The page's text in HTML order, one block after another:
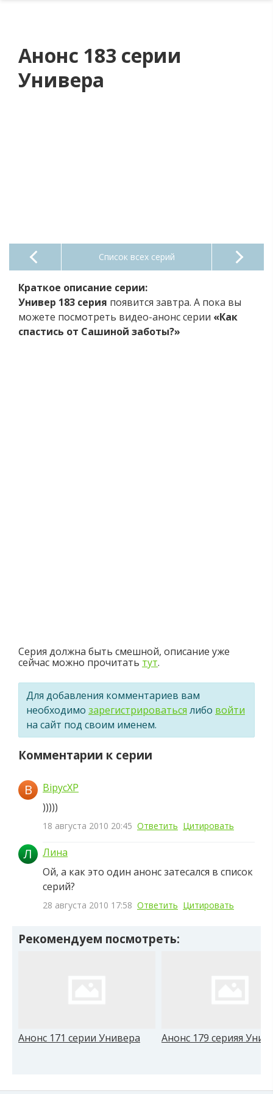
Анонс 183 серии
Универа
Список всех серий
Краткое описание серии:
Универ 183 серия появится завтра. А пока вы
можете посмотреть видео-анонс серии «Как
спастись от Сашиной заботы?»
Серия должна быть смешной, описание уже
сейчас можно прочитать тут.
Для добавления комментариев вам
необходимо зарегистрироваться либо войти
на сайт под своим именем.
Комментарии к серии
B
BipycXP
)))))
18 августа 2010 20:45 Ответить Цитировать
Л
Лина
Ой, а как это один анонс затесался в список
серий?
28 августа 2010 17:58 Ответить Цитировать
Рекомендуем посмотреть:
Анонс 171 серии Универа Анонс 179 серияя